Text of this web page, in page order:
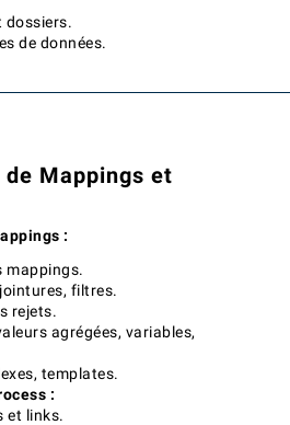
dossiers.
de données.
Mappings et
:
mappings.
filtres.
rejets.
agrégées, variables,
templates.
:
et links.